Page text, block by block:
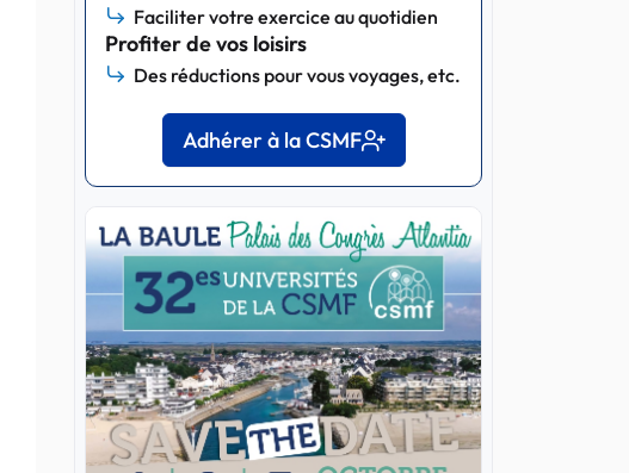
Faciliter votre exercice au quotidien
Profiter de vos loisirs
Des réductions pour vous voyages, etc.
Adhérer à la CSMF